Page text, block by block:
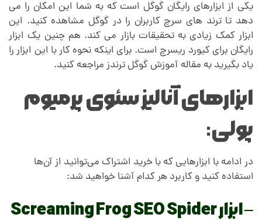
یکی از ابزارهای رایگان گوگل است که به شما این امکان را می
دهد تا ترند های سرچ کاربران را در گوگل مشاهده کنید. این
ابزار کمک زیادی به تحقیقات بازار می کند. هم چنین یک ابزار
رایگان برای کیورد ریسرچ است. برای اینکه نحوه کار با این ابزار را
یاد بگیرید به مقاله آموزش گوگل ترندز مراجعه کنید.
ابزارهای آنالیز سئوی پرمیوم
پولی:
در ادامه با ابزارهایی که با خرید اشتراک می‌توانید از آن‌ها
استفاده کنید و کاربرد هر کدام آشنا خواهید شد:
– ابزار Screaming Frog SEO Spider